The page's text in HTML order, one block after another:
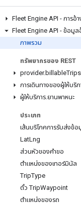
Fleet Engine API - การอ้า
Fleet Engine API - ข้อมูล
ภาพรวม
ทรัพยากรของ REST
provider.billableTrips
การเดินทางของผู้ให้บริก
ผู้ให้บริการ.ยานพาหนะ
ประเภท
เส้นบริโภคการรับส่งข้อ
LatLng
ส่วนหัวของคําขอ
ตําแหน่งของเทอร์มินัล
TripType
ตั๋ว TripWaypoint
ตําแหน่งของรถ